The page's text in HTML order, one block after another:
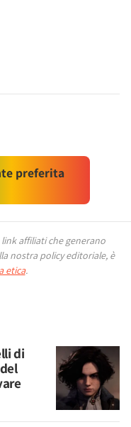
preferita
affiliati che generano
nostra policy editoriale, è
etica.
di